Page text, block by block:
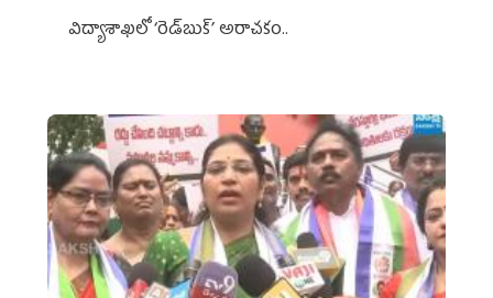
విద్యాశాఖలో ‘రెడ్‌బుక్’ అరాచకం..